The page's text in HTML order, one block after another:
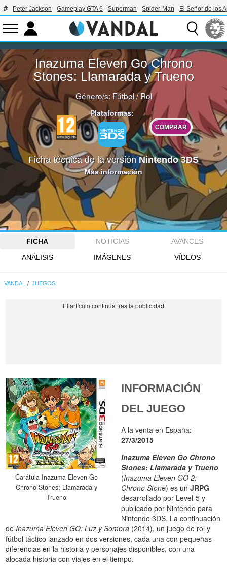
Peter Jackson Gameplay GTA 6 Superman Spider-Man El Señor de los
Inazuma Eleven Go Chrono
Stones: Llamarada y Trueno
Género/s: Fútbol/Rol
Plataformas:
COMPRAR
Ficha técnica de la versiónNintendo 3DS
Más información
FICHA NOTICIAS
AVANCES
ANÁLISIS
IMÁGENES VÍDEOS
VANDAL JUEGOS
Carátula Inazuma Eleven Go
Chrono Stones: Llamarada y
Trueno
INFORMACIÓN
DEL JUEGO
A la venta en España:
27/3/2015
Inazuma Eleven Go Chrono
Stones: Llamarada y Trueno
(Inazuma Eleven GO 2:
Chrono Stone) es unJRPG
desarrollado por Level-5 y
publicado por Nintendo para
Nintendo 3DS. La continuación
deInazuma Eleven GO: Luz y Sombra (2014), un juego de rol y
fútbol táctico lanzado en dos versiones, cada una con pequeñas
diferencias en la historia y personajes disponibles, con una
alocada historia con viajes en el tiempo.